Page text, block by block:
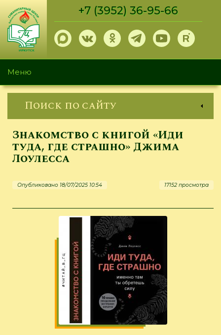
Перейти
основному
содержанию
+7 (3952) 36-95-66
Меню
Поиск по сайту
Знакомство с книгой «Иди
туда, где страшно» Джима
Лоулесса
Опубликовано 18/07/2025 10:54 17152 просмотра